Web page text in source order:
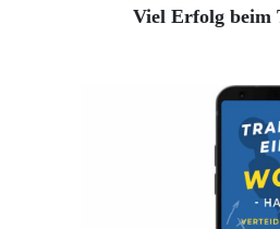
Viel Erfolg beim